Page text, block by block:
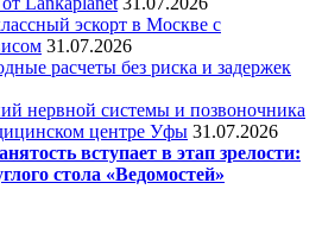
эскорт в Москве с
31.07.2026
расчеты без риска и задержек
нервной системы и позвоночника
центре Уфы 31.07.2026
вступает в этап зрелости:
стола «Ведомостей»